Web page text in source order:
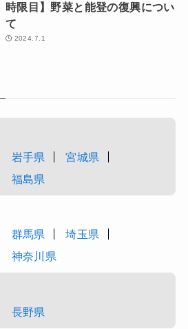
時限目】野菜と能登の復興につい
て
2024.7.1
岩手県
宮城県
福島県
群馬県
埼玉県
神奈川県
長野県